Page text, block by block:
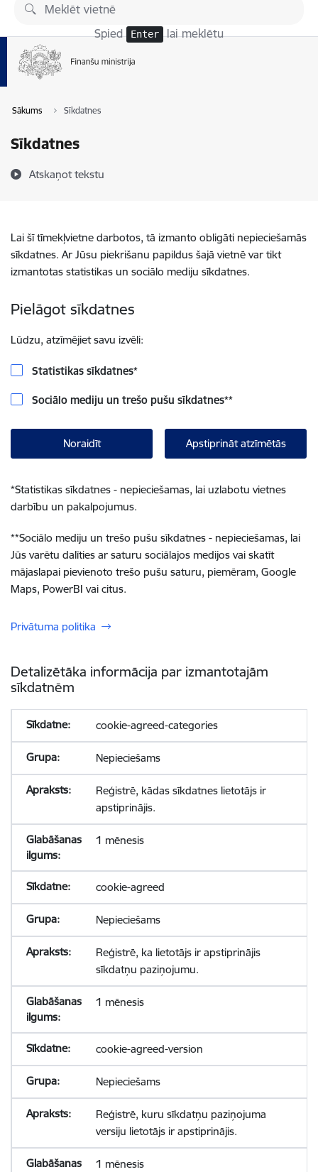
Pāriet uz lapas saturu
Spied Enter lai meklētu
Sākums Sīkdatnes
Sīkdatnes
Atskaņot tekstu
Lai šī tīmekļvietne darbotos, tā izmanto obligāti nepieciešamās
sīkdatnes. Ar Jūsu piekrišanu papildus šajā vietnē var tikt
izmantotas statistikas un sociālo mediju sīkdatnes.
Pielāgot sīkdatnes
Lūdzu, atzīmējiet savu izvēli:
Statistikas sīkdatnes*
Sociālo mediju un trešo pušu sīkdatnes**
Noraidīt Apstiprināt atzīmētās
*Statistikas sīkdatnes - nepieciešamas, lai uzlabotu vietnes
darbību un pakalpojumus.
**Sociālo mediju un trešo pušu sīkdatnes - nepieciešamas, lai
Jūs varētu dalīties ar saturu sociālajos medijos vai skatīt
mājaslapai pievienoto trešo pušu saturu, piemēram, Google
Maps, PowerBI vai citus.
Privātuma politika
Detalizētāka informācija par izmantotajām
sīkdatnēm
cookie-agreed-categories
Nepieciešams
Reģistrē, kādas sīkdatnes lietotājs ir
apstiprinājis.
1 mēnesis
cookie-agreed
Nepieciešams
Reģistrē, ka lietotājs ir apstiprinājis
sīkdatņu paziņojumu.
1 mēnesis
cookie-agreed-version
Nepieciešams
Reģistrē, kuru sīkdatņu paziņojuma
versiju lietotājs ir apstiprinājis.
1 mēnesis